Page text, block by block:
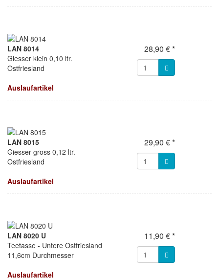
LAN 8014
Giesser klein 0,10 ltr.
Ostfriesland
Auslaufartikel
28,90 € *
LAN 8015
Giesser gross 0,12 ltr.
Ostfriesland
Auslaufartikel
29,90 € *
LAN 8020 U
Teetasse - Untere Ostfriesland
11,6cm Durchmesser
Auslaufartikel
11,90 € *